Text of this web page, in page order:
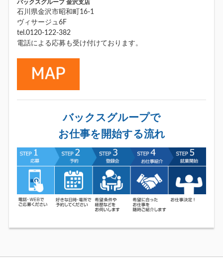
バックスグループ 金沢支店
石川県金沢市昭和町16-1
ヴィサージュ6F
tel.0120-122-382
電話による応募も受け付けております。
バックスグループで
お仕事を開始する流れ